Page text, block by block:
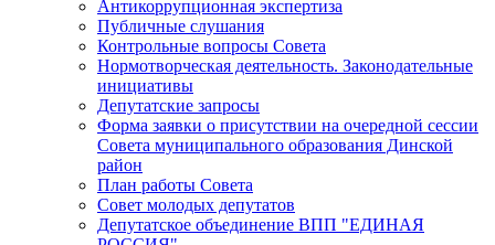
Антикоррупционная экспертиза
Публичные слушания
Контрольные вопросы Совета
Нормотворческая деятельность. Законодательные
инициативы
Депутатские запросы
Форма заявки о присутствии на очередной сессии
Совета муниципального образования Динской
район
План работы Совета
Совет молодых депутатов
Депутатское объединение ВПП "ЕДИНАЯ